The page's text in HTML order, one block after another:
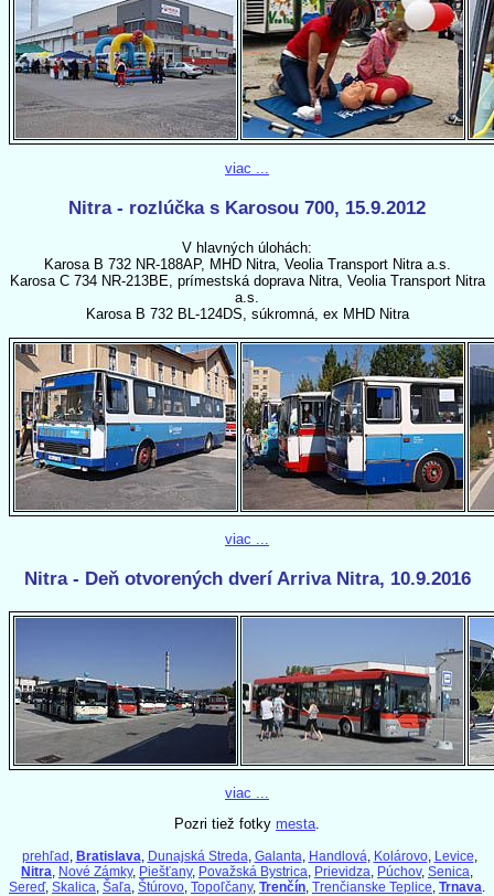
viac ...
Nitra - rozlúčka s Karosou 700, 15.9.2012
V hlavných úlohách:
Karosa B 732 NR-188AP, MHD Nitra, Veolia Transport Nitra a.s.
Karosa C 734 NR-213BE, prímestská doprava Nitra, Veolia Transport Nitra
a.s.
Karosa B 732 BL-124DS, súkromná, ex MHD Nitra
viac ...
Nitra - Deň otvorených dverí Arriva Nitra, 10.9.2016
viac ...
Pozri tiež fotky mesta.
prehľad Bratislava Dunajská Streda Galanta Handlová Kolárovo, Levice
Nitra Nové Zámky, Piešťany, Považská Bystrica Prievidza Púchov, Senica
Sereď, Skalica Šaľa Štúrovo Topoľčany, Trenčín Trenčianske Teplice Trnava